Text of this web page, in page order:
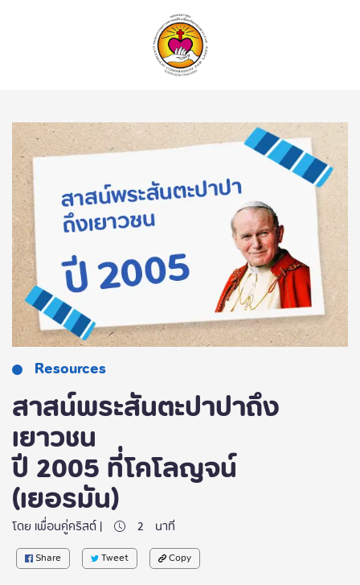
Resources
สาสน์พระสันตะปาปาถึง
เยาวชน
ปี 2005 ที่โคโลญจน์
(เยอรมัน)
โดย เพื่อนคู่คริสต์ | 2 นาที
Share Tweet Copy